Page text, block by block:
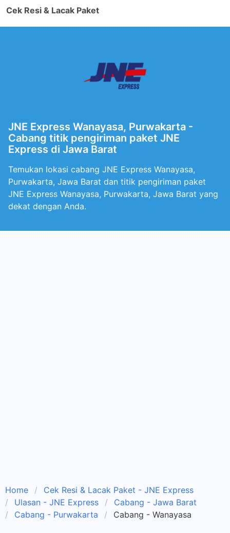
Cek Resi & Lacak Paket
JNE Express Wanayasa, Purwakarta -
Cabang titik pengiriman paket JNE
Express di Jawa Barat
Temukan lokasi cabang JNE Express Wanayasa,
Purwakarta, Jawa Barat dan titik pengiriman paket
JNE Express Wanayasa, Purwakarta, Jawa Barat yang
dekat dengan Anda.
Home
Cek Resi & Lacak Paket - JNE Express
Ulasan - JNE Express
Cabang - Jawa Barat
Cabang - Purwakarta
Cabang - Wanayasa